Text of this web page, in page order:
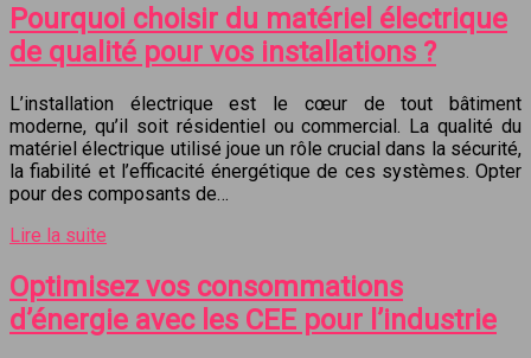
Pourquoi choisir du matériel électrique
de qualité pour vos installations ?
L’installation électrique est le cœur de tout bâtiment
moderne, qu’il soit résidentiel ou commercial. La qualité du
matériel électrique utilisé joue un rôle crucial dans la sécurité,
la fiabilité et l’efficacité énergétique de ces systèmes. Opter
pour des composants de…
Lire la suite
Optimisez vos consommations
d’énergie avec les CEE pour l’industrie